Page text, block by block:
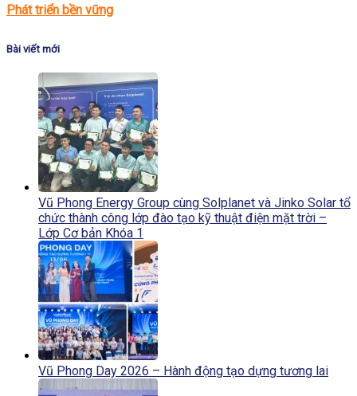
Phát triển bền vững
Bài viết mới
Vũ Phong Energy Group cùng Solplanet và Jinko Solar tổ
chức thành công lớp đào tạo kỹ thuật điện mặt trời –
Lớp Cơ bản Khóa 1
Vũ Phong Day 2026 – Hành động tạo dựng tương lai